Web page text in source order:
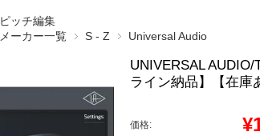
ピッチ編集
メーカー一覧 S - Z Universal Audio
UNIVERSAL AUDIO/
ライン納品】【在庫
価格: